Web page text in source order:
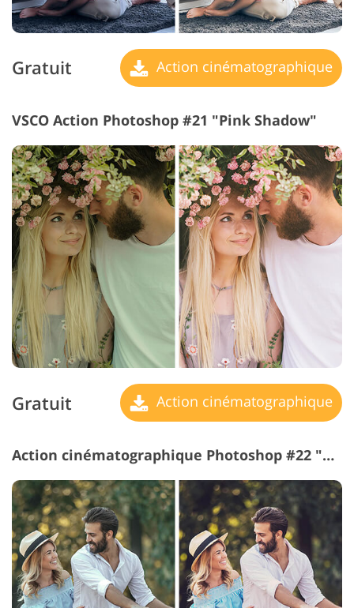
Gratuit Action cinématographique
VSCO Action Photoshop #21 "Pink Shadow"
Gratuit Action cinématographique
Action cinématographique Photoshop #22 "Retro"